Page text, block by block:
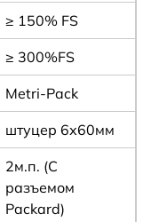
≥ 150% FS
≥ 300%FS
Metri-Pack
штуцер 6х60мм
2м.п. (C
разъемом
Packard)